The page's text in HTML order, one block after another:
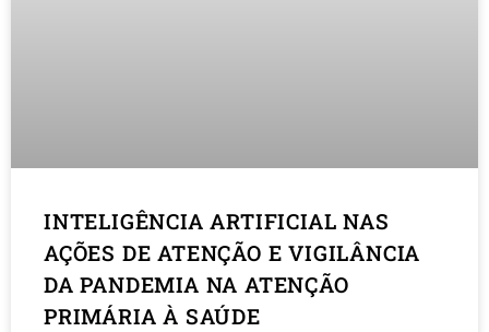
INTELIGÊNCIA ARTIFICIAL NAS
AÇÕES DE ATENÇÃO E VIGILÂNCIA
DA PANDEMIA NA ATENÇÃO
PRIMÁRIA À SAÚDE